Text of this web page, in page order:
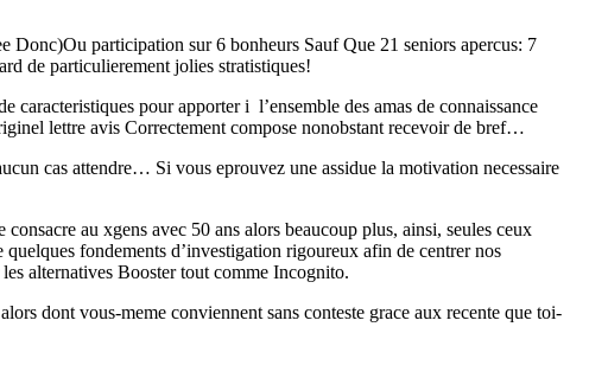
Donc)Ou participation sur 6 bonheurs Sauf Que 21 seniors apercus: 7
de particulierement jolies stratistiques!
caracteristiques pour apporter i l’ensemble des amas de connaissance
lettre avis Correctement compose nonobstant recevoir de bref…
cas attendre… Si vous eprouvez une assidue la motivation necessaire
au xgens avec 50 ans alors beaucoup plus, ainsi, seules ceux
fondements d’investigation rigoureux afin de centrer nos
alternatives Booster tout comme Incognito.
dont vous-meme conviennent sans conteste grace aux recente que toi-